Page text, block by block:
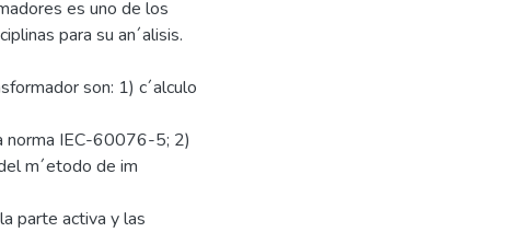
es uno de los
para su an´alisis.
son: 1) c´alculo
norma IEC-60076-5; 2)
m´etodo de im
parte activa y las